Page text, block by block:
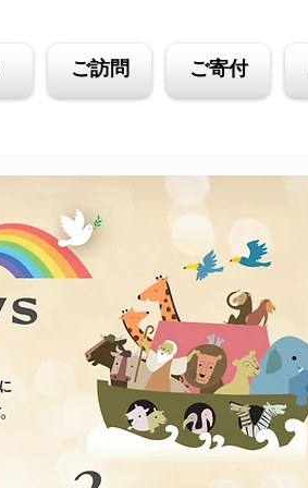
ご訪問 ご寄付